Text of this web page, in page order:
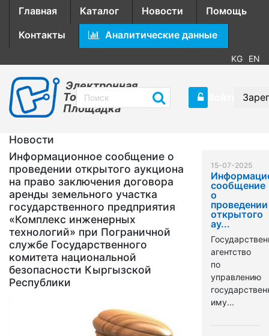
Главная Каталог Новости
Помощь
Контакты
Аналитические данные
KG EN
Электронная
Торговая
Площадка
Новости
Информационное сообщение о
проведении открытого аукциона
на право заключения договора
аренды земельного участка
государственного предприятия
«Комплекс инженерных
технологий» при Пограничной
службе Государственного
комитета национальной
безопасности Кыргызской
Республики
15-07-2025
сообщение
о
проведении
открытого
ау...
агентство
по
управлению
иму...